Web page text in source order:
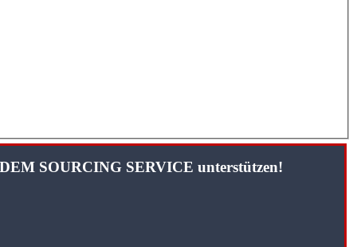
SOURCING SERVICE unterstützen!